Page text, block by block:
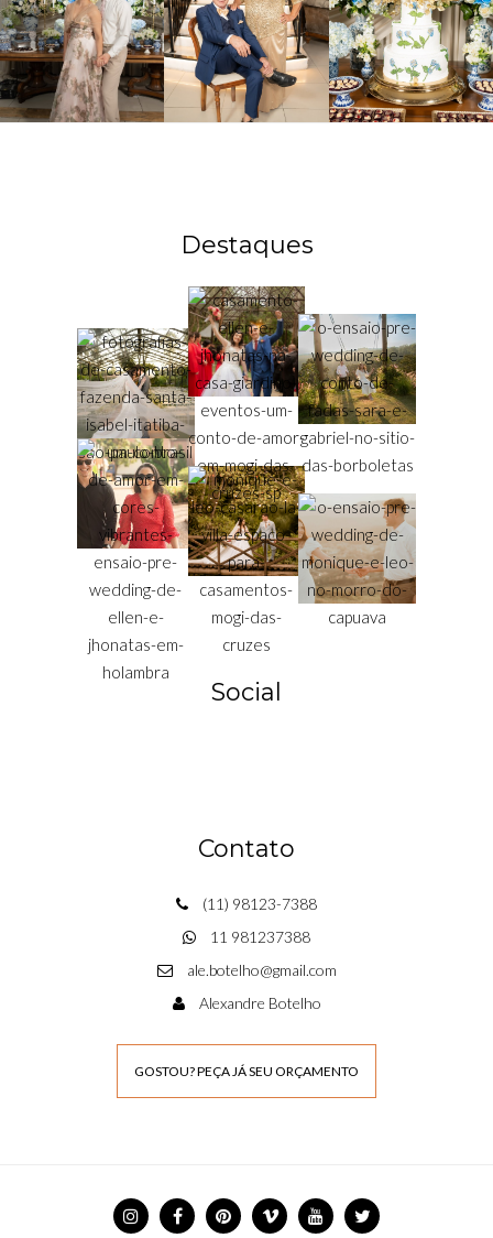
Destaques
Social
Contato
(11) 98123-7388
11 981237388
ale.botelho@gmail.com
Alexandre Botelho
GOSTOU? PEÇA JÁ SEU ORÇAMENTO